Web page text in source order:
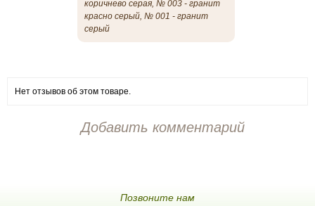
коричнево серая, № 003 - гранит
красно серый, № 001 - гранит
серый
Нет отзывов об этом товаре.
Добавить комментарий
Позвоните нам